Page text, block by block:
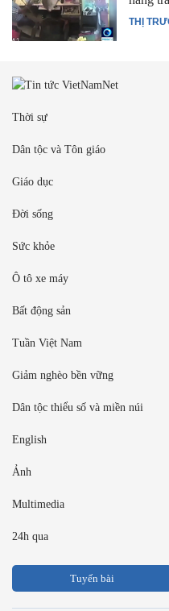
THỊ
Thời sự
Dân tộc và Tôn giáo
Giáo dục
Đời sống
Sức khỏe
Ô tô xe máy
Bất động sản
Tuần Việt Nam
Giảm nghèo bền vững
Dân tộc thiểu số và miền núi
English
Ảnh
Multimedia
24h qua
Tuyến bài